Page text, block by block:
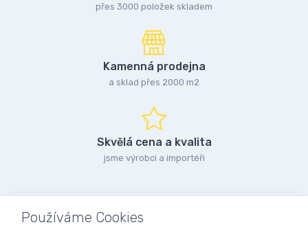
přes 3000 položek skladem
Kamenná prodejna
a sklad přes 2000 m2
Skvělá cena a kvalita
jsme výrobci a importéři
Používáme Cookies